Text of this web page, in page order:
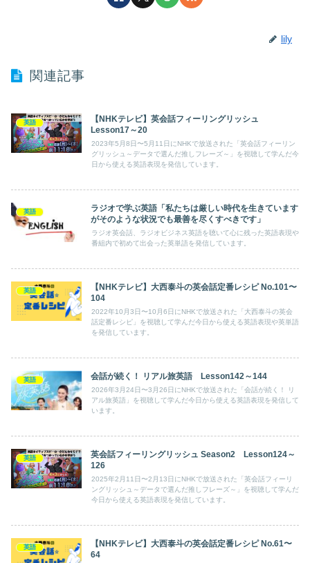
lily
関連記事
英語
【NHKテレビ】英会話フィーリングリッシュ
Lesson17～20
2023年5月8日〜5月11日にNHKで放送された「英会話フィーリン
グリッシュ～データで選んだ推しフレーズ～」を視聴して学んだ今
日から使える英語表現を発信しています。
英語
ラジオで学ぶ英語「私たちは厳しい時代を生きています
がそのような状況でも最善を尽くすべきです」
ラジオ英会話、ラジオビジネス英語を聴いて心に残った英語表現や
番組内で初めて出会った英単語を発信しています。
英語
【NHKテレビ】大西泰斗の英会話定番レシピ No.101〜
104
2022年10月3日〜10月6日にNHKで放送された「大西泰斗の英会
話定番レシピ」を視聴して学んだ今日から使える英語表現や英単語
を発信しています。
英語 会話が続く！ リアル旅英語 Lesson142～144
2026年3月24日〜3月26日にNHKで放送された「会話が続く！ リ
アル旅英語」を視聴して学んだ今日から使える英語表現を発信して
います。
英語
英会話フィーリングリッシュ Season2 Lesson124～
126
2025年2月11日〜2月13日にNHKで放送された「英会話フィーリ
ングリッシュ～データで選んだ推しフレーズ～」を視聴して学んだ
今日から使える英語表現を発信しています。
英語
【NHKテレビ】大西泰斗の英会話定番レシピ No.61〜
64